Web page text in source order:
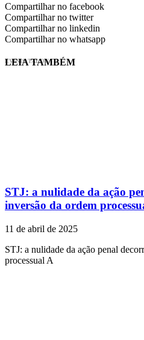
Compartilhar no facebook
Compartilhar no twitter
Compartilhar no linkedin
Compartilhar no whatsapp
EVINIS TALON
LEIA TAMBÉM
STJ: a nulidade da ação
inversão da ordem
11 de abril de 2025
STJ: a nulidade da ação penal
processual A